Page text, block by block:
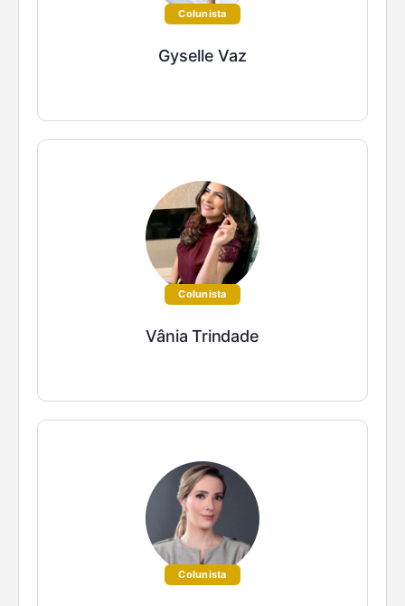
Colunista
Gyselle Vaz
Colunista
Vânia Trindade
Colunista